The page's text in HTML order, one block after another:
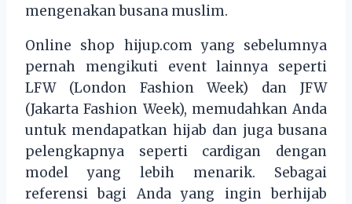
mengenakan busana muslim.
Online shop hijup.com yang sebelumnya
pernah mengikuti event lainnya seperti
LFW (London Fashion Week) dan JFW
(Jakarta Fashion Week), memudahkan Anda
untuk mendapatkan hijab dan juga busana
pelengkapnya seperti cardigan dengan
model yang lebih menarik. Sebagai
referensi bagi Anda yang ingin berhijab